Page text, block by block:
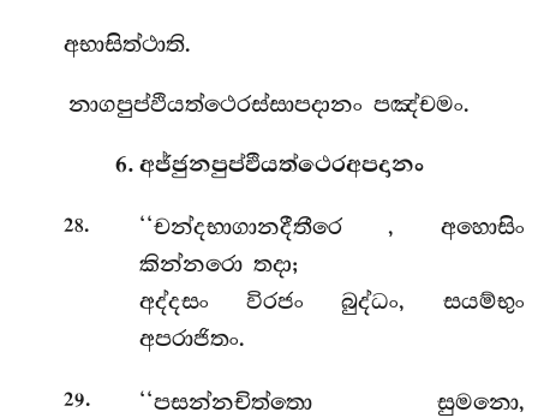
අභාසිත්ථාති.
නාගපුප්ඵියත්ථෙරස්සාපදානං පඤ්චමං.
6. අජ්ජුනපුප්ඵියත්ථෙරඅපදානං
28. ‘‘චන්දභාගානදීතීරෙ, අහොසිං
කින්නරො තදා;
අද්දසං විරජං බුද්ධං, සයම්භුං
අපරාජිතං.
29.
‘‘පසන්නචිත්තො සුමනො,